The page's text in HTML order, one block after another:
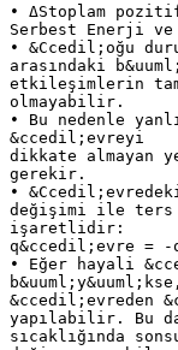
• ΔStoplam
Serbest Enerji
• &Ccedil;oğu
arasındaki
etkileşimlerin tam
olmayabilir.
• Bu nedenle
&ccedil;evreyi
dikkate almayan
gerekir.
•
değişimi ile ters
işaretlidir:
q&ccedil;evre = -
• Eğer hayali
&ccedil;evreden
yapılabilir. Bu
sıcaklığında